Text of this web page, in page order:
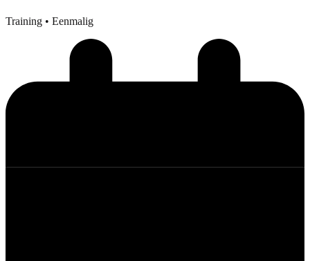
Training • Eenmalig